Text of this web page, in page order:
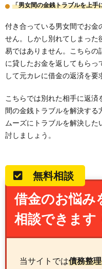
「男女間の金銭トラブルを上手
付き合っている男女間でお金
せん。しかし別れてしまった
易ではありません。こちらの
に貸したお金を返してもら
して元カレに借金の返済を要
こちらでは別れた相手に返
間の金銭トラブルを解決する
ムーズにトラブルを解決し
討しましょう。
無料相談
借金のお悩み
相談できます
当サイトでは債務整